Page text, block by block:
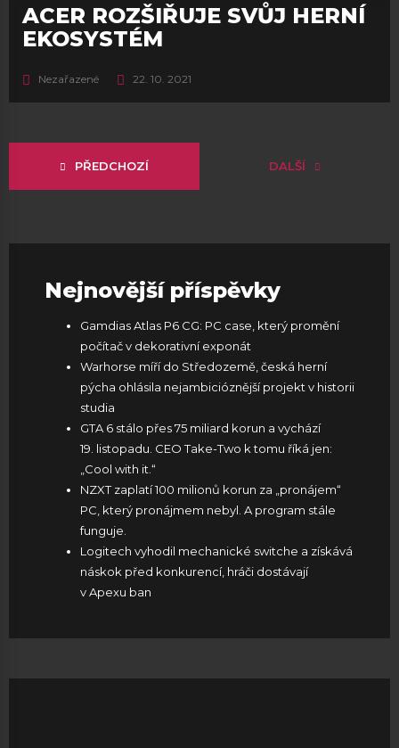
ACER ROZŠIŘUJE SVŮJ HERNÍ
EKOSYSTÉM
Nezařazené 22. 10. 2021
PŘEDCHOZÍ DALŠÍ
Nejnovější příspěvky
Gamdias Atlas P6 CG: PC case, který promění
počítač v dekorativní exponát
Warhorse míří do Středozemě, česká herní
pýcha ohlásila nejambicióznější projekt v historii
studia
GTA 6 stálo přes 75 miliard korun a vychází
19. listopadu. CEO Take-Two k tomu říká jen:
„Cool with it.“
NZXT zaplatí 100 milionů korun za „pronájem“
PC, který pronájmem nebyl. A program stále
funguje.
Logitech vyhodil mechanické switche a získává
náskok před konkurencí, hráči dostávají
v Apexu ban